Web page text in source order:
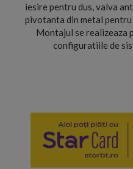
iesire pentru dus, valva
pivotanta din metal
Montajul se realizeaza
configuratiile de